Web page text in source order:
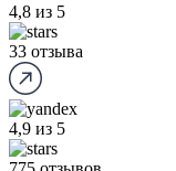
4,8 из 5
33 отзыва
4,9 из 5